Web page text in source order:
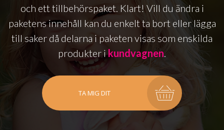
och ett tillbehörspaket. Klart! Vill du ändra i
paketens innehåll kan du enkelt ta bort eller lägga
till saker då delarna i paketen visas som enskilda
produkter ikundvagnen.
TA MIG DIT